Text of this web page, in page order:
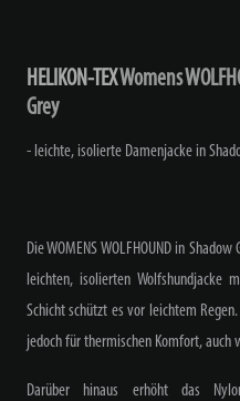
HELIKON-TEXWomens
Grey
- leichte, isolierte Damenjacke in
Die WOMENS WOLFHOUND in
leichten, isolierten Wolfshundjacke
Schicht schützt es vor leichtem
jedoch für thermischen Komfort, auch
Darüber hinaus erhöht das